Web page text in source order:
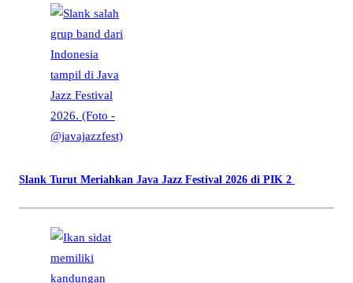
Slank Turut Meriahkan Java Jazz Festival 2026 di PIK 2